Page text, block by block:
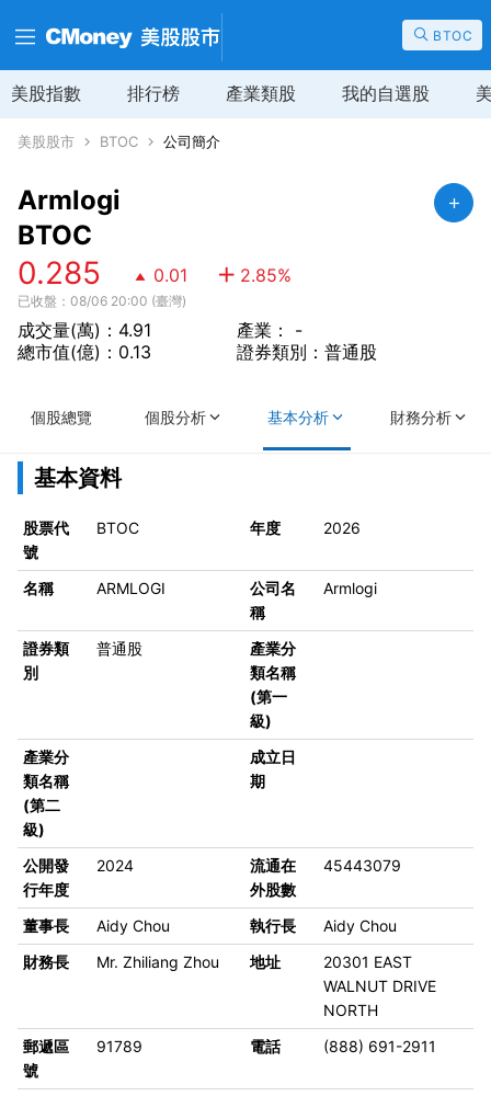
BTOC
美股指數 排行榜 產業類股 我的自選股
美股股市 BTOC 公司簡介
Armlogi
BTOC
0.285 0.01 2.85%
已收盤：08/06 20:00 (臺灣)
成交量(萬)：4.91
總市值(億)：0.13
產業： -
證券類別：普通股
個股總覽 個股分析 基本分析 財務分析
基本資料
股票代
號
BTOC 年度 2026
名稱 ARMLOGI
公司名
稱
Armlogi
證券類
別
普通股
產業分
類名稱
(第一
級)
產業分
類名稱
(第二
級)
成立日
期
公開發
行年度
2024
流通在
外股數
45443079
董事長 Aidy Chou 執行長
Aidy Chou
財務長
Mr. Zhiliang Zhou 地址
20301 EAST
WALNUT DRIVE
NORTH
郵遞區
號
91789 電話 (888) 691-2911